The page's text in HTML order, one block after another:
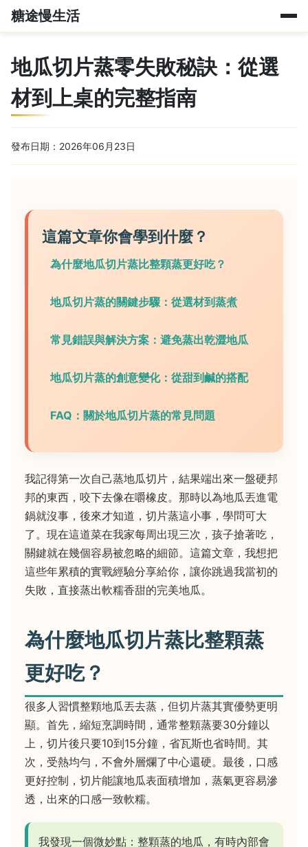
糖途慢生活
地瓜切片蒸零失敗秘訣：從選
材到上桌的完整指南
發布日期：2026年06月23日
這篇文章你會學到什麼？
為什麼地瓜切片蒸比整顆蒸更好吃？
地瓜切片蒸的關鍵步驟：從選材到蒸煮
常見錯誤與解決方案：避免蒸出乾澀地瓜
地瓜切片蒸的創意變化：從甜到鹹的搭配
FAQ：關於地瓜切片蒸的常見問題
我記得第一次自己蒸地瓜切片，結果端出來一盤硬邦
邦的東西，咬下去像在嚼橡皮。那時以為地瓜丟進電
鍋就沒事，後來才知道，切片蒸這小事，學問可大
了。現在這道菜在我家每周出現三次，孩子搶著吃，
關鍵就在幾個容易被忽略的細節。這篇文章，我想把
這些年累積的實戰經驗分享給你，讓你跳過我當初的
失敗，直接蒸出軟糯香甜的完美地瓜。
為什麼地瓜切片蒸比整顆蒸
更好吃？
很多人習慣整顆地瓜丟去蒸，但切片蒸其實優勢更明
顯。首先，縮短烹調時間，通常整顆蒸要30分鐘以
上，切片後只要10到15分鐘，省瓦斯也省時間。其
次，受熱均勻，不會外層爛了中心還硬。最後，口感
更好控制，切片能讓地瓜表面積增加，蒸氣更容易滲
透，出來的口感一致軟糯。
我發現一個微妙點：整顆蒸的地瓜，有時內部會